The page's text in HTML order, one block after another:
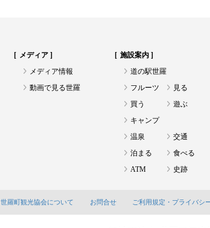
メディア
メディア情報
動画で見る世羅
施設案内
道の駅世羅
フルーツ
見る
買う
遊ぶ
キャンプ
温泉
交通
泊まる
食べる
ATM
史跡
世羅町観光協会について お問合せ ご利用規定・プライバシ